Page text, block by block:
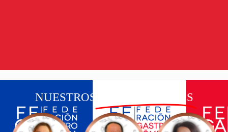
NUESTROS PROFESIONALES